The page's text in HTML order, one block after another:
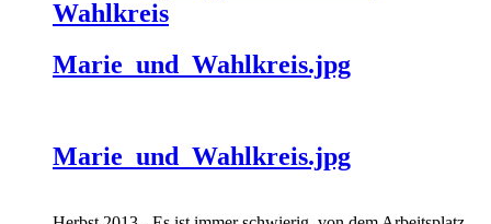
Wahlkreis
Marie_und_Wahlkreis.jpg
Marie_und_Wahlkreis.jpg